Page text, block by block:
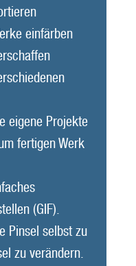
einfärben
eigene Projekte
fertigen Werk
(GIF).
Pinsel selbst zu
zu verändern.